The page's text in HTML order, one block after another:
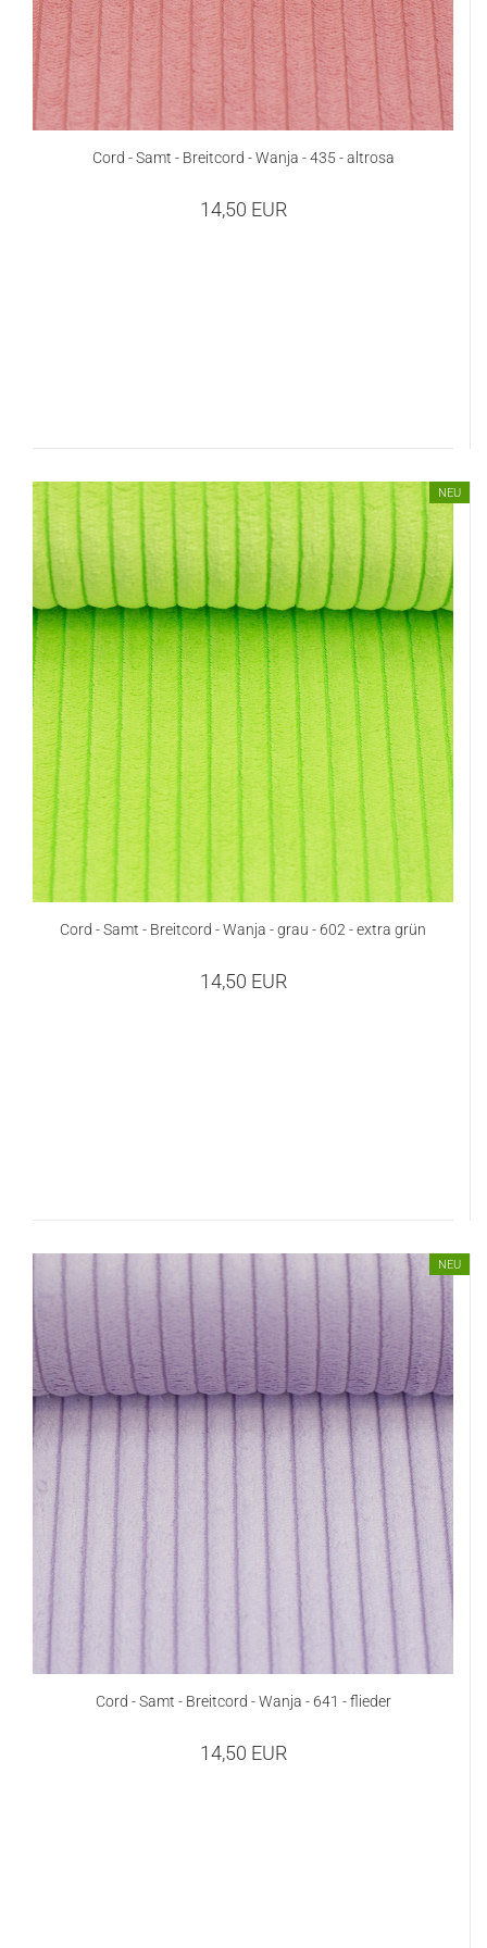
Cord - Samt - Breitcord - Wanja - 435 - altrosa
14,50 EUR
NEU
Cord - Samt - Breitcord - Wanja - grau - 602 - extra grün
14,50 EUR
NEU
Cord - Samt - Breitcord - Wanja - 641 - flieder
14,50 EUR